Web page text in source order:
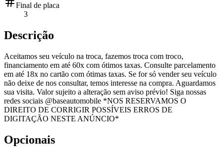
Final de placa
3
Descrição
Aceitamos seu veículo na troca, fazemos troca com troco,
financiamento em até 60x com ótimos taxas. Consulte parcelamento
em até 18x no cartão com ótimas taxas. Se for só vender seu veículo
não deixe de nos consultar, temos interesse na compra. Aguardamos
sua visita. Valor sujeito a alteração sem aviso prévio! Siga nossas
redes sociais @baseautomobile *NOS RESERVAMOS O
DIREITO DE CORRIGIR POSSÍVEIS ERROS DE
DIGITAÇÃO NESTE ANÚNCIO*
Opcionais